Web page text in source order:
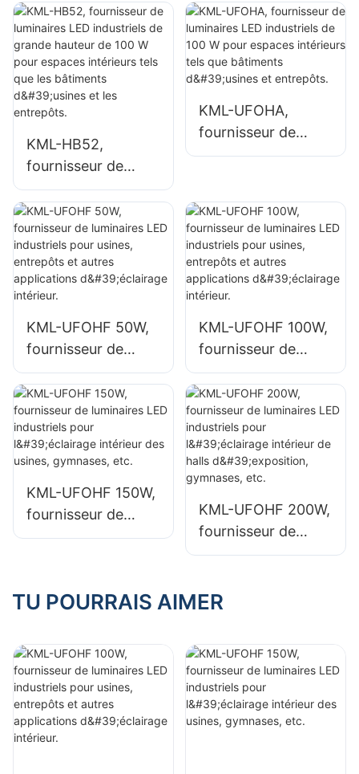
KML-HB30 150W
pour espaces
intérieurs tels que
gymnases et
entrepôts.
pour espaces
intérieurs tels que
les ateliers de
réparation et les
KML-HB52,
fournisseur de
luminaires LED
industriels de
grande hauteur de
100 W pour
espaces intérieurs
tels que les
bâtiments d'usines
et les entrepôts.
KML-UFOHA,
fournisseur de
luminaires LED
W pour espaces
intérieurs tels que
bâtiments d'usines
et entrepôts.
KML-UFOHF 50W,
fournisseur de
luminaires LED
industriels pour
usines, entrepôts
et autres
applications
intérieur.
KML-UFOHF 100W,
fournisseur de
luminaires LED
industriels pour
usines, entrepôts
et autres
applications
d'éclairage
intérieur.
KML-UFOHF 150W,
fournisseur de
luminaires LED
des usines,
KML-UFOHF 200W,
fournisseur de
luminaires LED
l'éclairage intérieur
d'exposition,
gymnases, etc.
TU POURRAIS AIMER